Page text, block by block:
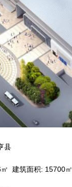
县
建筑面积: 15700㎡